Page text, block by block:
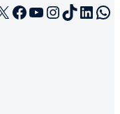
Facebook
YouTube
TikTok